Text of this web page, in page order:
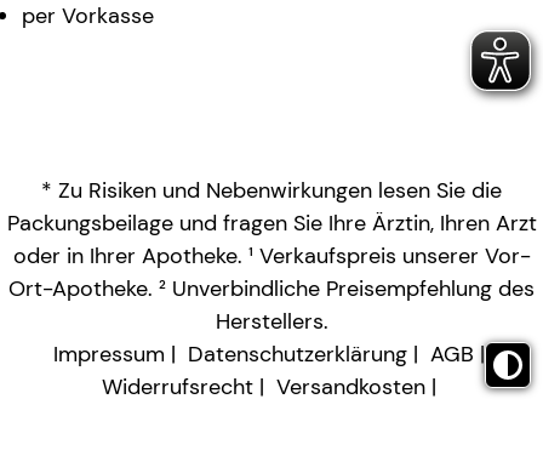
per Vorkasse
* Zu Risiken und Nebenwirkungen lesen Sie die
Packungsbeilage und fragen Sie Ihre Ärztin, Ihren Arzt
oder in Ihrer Apotheke. ¹ Verkaufspreis unserer Vor-
Ort-Apotheke. ² Unverbindliche Preisempfehlung des
Herstellers.
Impressum
Datenschutzerklärung
AGB
Widerrufsrecht
Versandkosten